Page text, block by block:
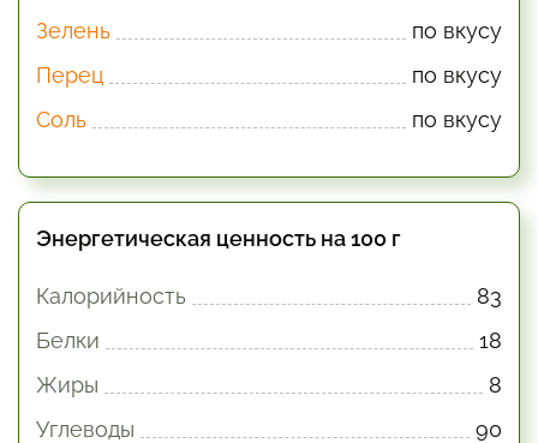
Зелень
по вкусу
Перец
по вкусу
Соль
по вкусу
Энергетическая ценность на 100 г
Калорийность
83
Белки
18
Жиры
8
Углеводы
90